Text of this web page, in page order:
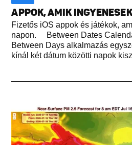
APPOK, AMIK
Fizetős iOS appok és játékok,
napon. Between Dates
Between Days alkalmazás
kínál két dátum közötti napok